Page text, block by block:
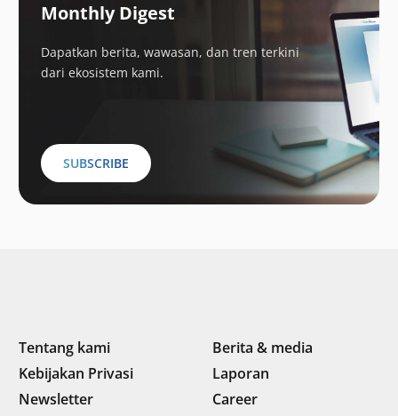
Monthly Digest
Dapatkan berita, wawasan, dan tren terkini
dari ekosistem kami.
SUBSCRIBE
Tentang kami
Berita & media
Kebijakan Privasi
Laporan
Newsletter
Career